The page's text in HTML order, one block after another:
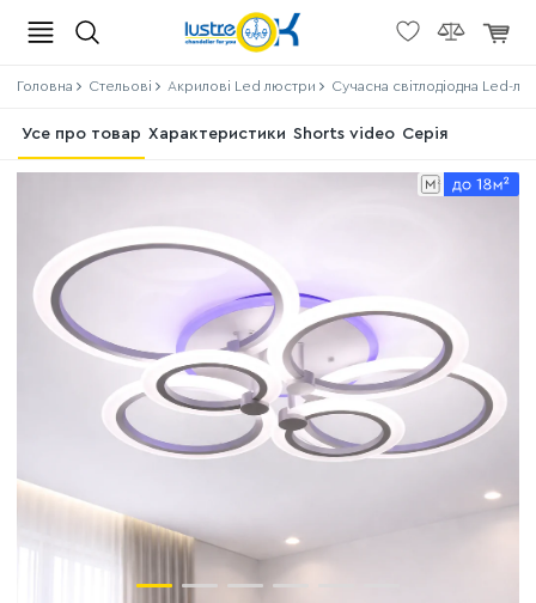
Головна Стельові Акрилові Led люстри Сучасна світлодіодна Led-
Усе про товар Характеристики Shorts video Серія